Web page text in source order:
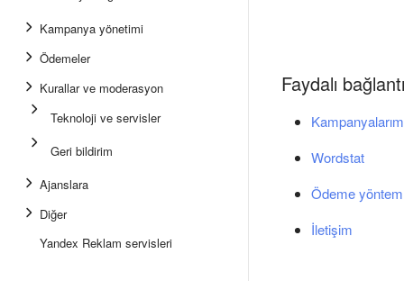
Kampanya yönetimi
Ödemeler
Kurallar ve moderasyon
Teknoloji ve servisler
Geri bildirim
Ajanslara
Diğer
Yandex Reklam servisleri
Faydalı
Kampanyalarım
Wordstat
Ödeme
İletişim